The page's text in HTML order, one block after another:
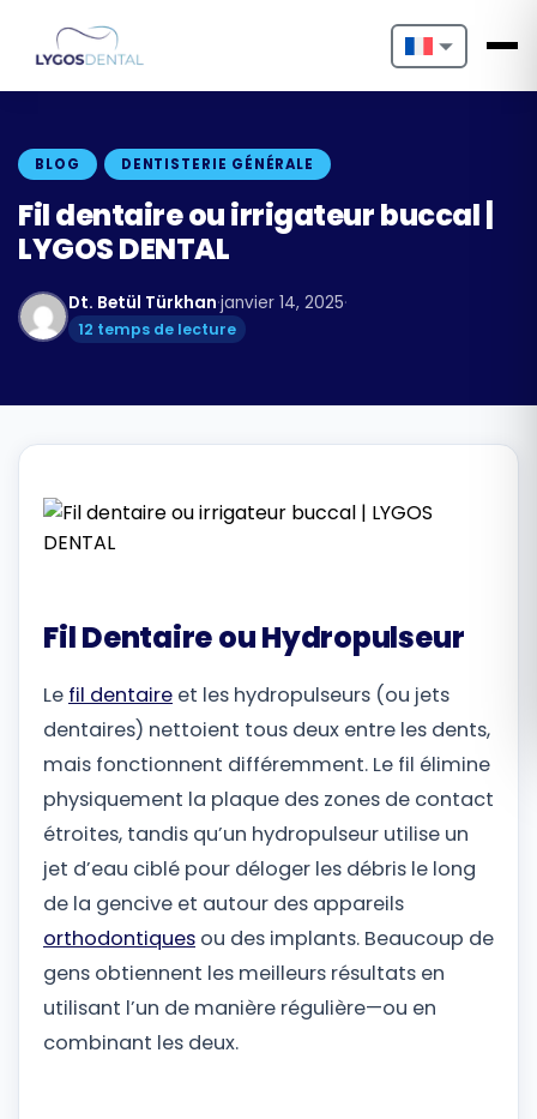
Nederlands
Français
Русский
BLOG DENTISTERIE GÉNÉRALE
Fil dentaire ou irrigateur buccal |
LYGOS DENTAL
Dt. Betül Türkhan·janvier 14, 2025·
12 temps de lecture
Fil Dentaire ou Hydropulseur
Le fil dentaire et les hydropulseurs (ou jets
dentaires) nettoient tous deux entre les dents,
mais fonctionnent différemment. Le fil élimine
physiquement la plaque des zones de contact
étroites, tandis qu’un hydropulseur utilise un
jet d’eau ciblé pour déloger les débris le long
de la gencive et autour des appareils
orthodontiques ou des implants. Beaucoup de
gens obtiennent les meilleurs résultats en
utilisant l’un de manière régulière—ou en
combinant les deux.